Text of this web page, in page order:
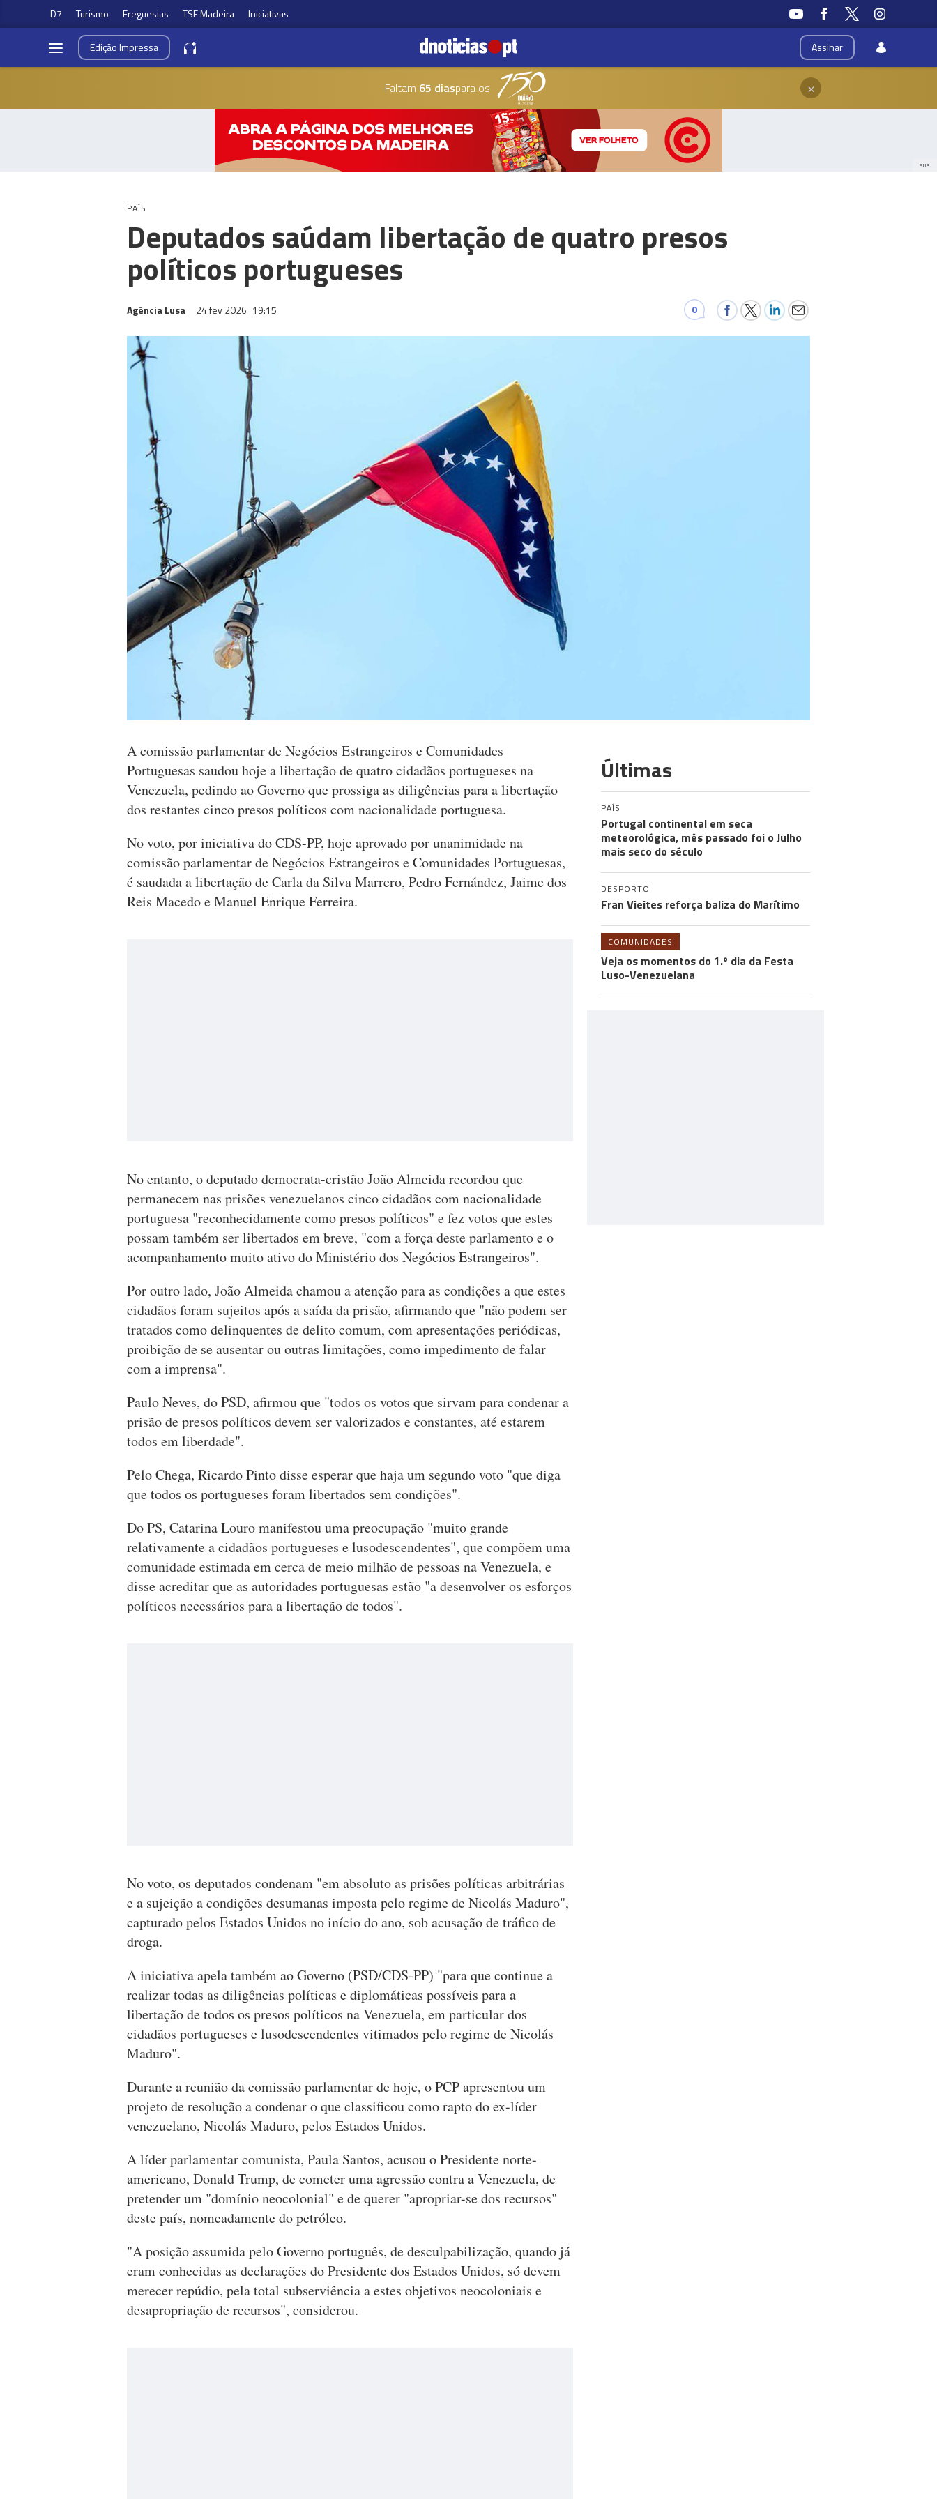
D7 Turismo Freguesias TSF Madeira Iniciativas
Assinar
EdiçãoImpressa
Faltam 65 diaspara os ×
PUB
PAÍS
Deputados saúdam libertação de quatro presos
políticos portugueses
Agência Lusa 24 fev 2026 19:15 0
A comissão parlamentar de Negócios Estrangeiros e Comunidades
Portuguesas saudou hoje a libertação de quatro cidadãos portugueses na
Venezuela, pedindo ao Governo que prossiga as diligências para a libertação
dos restantes cinco presos políticos com nacionalidade portuguesa.
No voto, por iniciativa do CDS-PP, hoje aprovado por unanimidade na
comissão parlamentar de Negócios Estrangeiros e Comunidades Portuguesas,
é saudada a libertação de Carla da Silva Marrero, Pedro Fernández, Jaime dos
Reis Macedo e Manuel Enrique Ferreira.
No entanto, o deputado democrata-cristão João Almeida recordou que
permanecem nas prisões venezuelanos cinco cidadãos com nacionalidade
portuguesa "reconhecidamente como presos políticos" e fez votos que estes
possam também ser libertados em breve, "com a força deste parlamento e o
acompanhamento muito ativo do Ministério dos Negócios Estrangeiros".
Por outro lado, João Almeida chamou a atenção para as condições a que estes
cidadãos foram sujeitos após a saída da prisão, afirmando que "não podem ser
tratados como delinquentes de delito comum, com apresentações periódicas,
proibição de se ausentar ou outras limitações, como impedimento de falar
com a imprensa".
Paulo Neves, do PSD, afirmou que "todos os votos que sirvam para condenar a
prisão de presos políticos devem ser valorizados e constantes, até estarem
todos em liberdade".
Pelo Chega, Ricardo Pinto disse esperar que haja um segundo voto "que diga
que todos os portugueses foram libertados sem condições".
Do PS, Catarina Louro manifestou uma preocupação "muito grande
relativamente a cidadãos portugueses e lusodescendentes", que compõem uma
comunidade estimada em cerca de meio milhão de pessoas na Venezuela, e
disse acreditar que as autoridades portuguesas estão "a desenvolver os esforços
políticos necessários para a libertação de todos".
No voto, os deputados condenam "em absoluto as prisões políticas arbitrárias
e a sujeição a condições desumanas imposta pelo regime de Nicolás Maduro",
capturado pelos Estados Unidos no início do ano, sob acusação de tráfico de
droga.
A iniciativa apela também ao Governo (PSD/CDS-PP) "para que continue a
realizar todas as diligências políticas e diplomáticas possíveis para a
libertação de todos os presos políticos na Venezuela, em particular dos
cidadãos portugueses e lusodescendentes vitimados pelo regime de Nicolás
Maduro".
Durante a reunião da comissão parlamentar de hoje, o PCP apresentou um
projeto de resolução a condenar o que classificou como rapto do ex-líder
venezuelano, Nicolás Maduro, pelos Estados Unidos.
A líder parlamentar comunista, Paula Santos, acusou o Presidente norte-
americano, Donald Trump, de cometer uma agressão contra a Venezuela, de
pretender um "domínio neocolonial" e de querer "apropriar-se dos recursos"
deste país, nomeadamente do petróleo.
"A posição assumida pelo Governo português, de desculpabilização, quando já
eram conhecidas as declarações do Presidente dos Estados Unidos, só devem
merecer repúdio, pela total subserviência a estes objetivos neocoloniais e
desapropriação de recursos", considerou.
Últimas
PAÍS
Portugal continental em seca
meteorológica, mês passado foi o Julho
mais seco do século
DESPORTO
Fran Vieites reforça baliza do Marítimo
COMUNIDADES
Veja os momentos do 1.º dia da Festa
Luso-Venezuelana